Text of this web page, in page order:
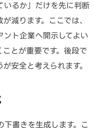
いるか」だけを先に判断
減ります。ここでは、
ト企業へ開示してよい
とが重要です。後段で
安全と考えられます。
書きを生成します。こ